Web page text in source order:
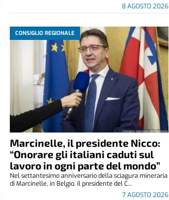
8 AGOSTO 2026
CONSIGLIO REGIONALE
Marcinelle, il presidente Nicco:
“Onorare gli italiani caduti sul
lavoro in ogni parte del mondo”
7 AGOSTO 2026
Nel settantesimo anniversario della sciagura mineraria
di Marcinelle, in Belgio, il presidente del C...